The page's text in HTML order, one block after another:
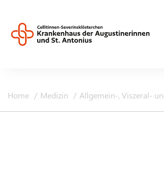
Home Medizin Allgemein-, Viszeral-